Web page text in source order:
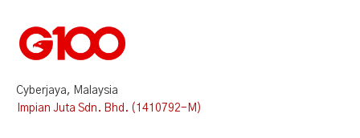
Cyberjaya, Malaysia
Impian Juta Sdn. Bhd. (1410792-M)